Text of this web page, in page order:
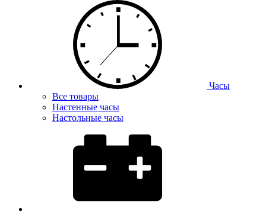
Часы
Все товары
Настенные часы
Настольные часы